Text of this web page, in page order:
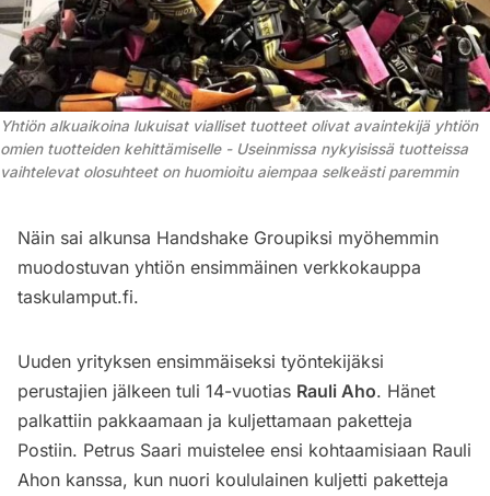
Yhtiön alkuaikoina lukuisat vialliset tuotteet olivat avaintekijä yhtiön
omien tuotteiden kehittämiselle - Useinmissa nykyisissä tuotteissa
vaihtelevat olosuhteet on huomioitu aiempaa selkeästi paremmin
Näin sai alkunsa Handshake Groupiksi myöhemmin
muodostuvan yhtiön ensimmäinen verkkokauppa
taskulamput.fi.
Uuden yrityksen ensimmäiseksi työntekijäksi
perustajien jälkeen tuli 14-vuotias Rauli Aho. Hänet
palkattiin pakkaamaan ja kuljettamaan paketteja
Postiin. Petrus Saari muistelee ensi kohtaamisiaan Rauli
Ahon kanssa, kun nuori koululainen kuljetti paketteja